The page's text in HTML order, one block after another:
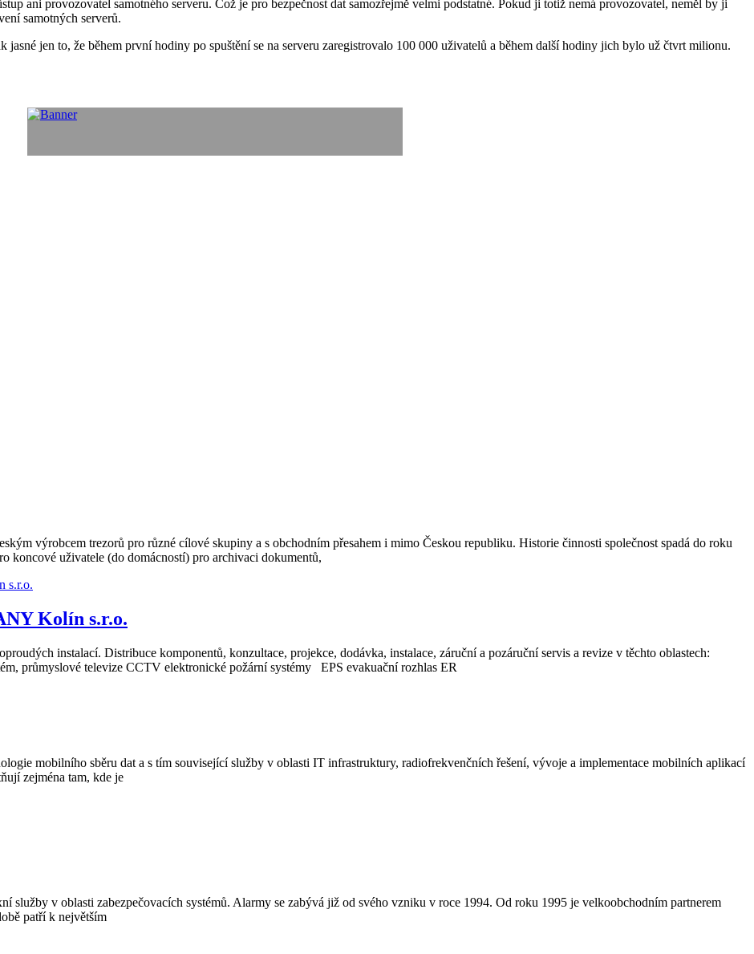
ani provozovatel samotného serveru. Což je pro bezpečnost dat samozřejmě velmi podstatné. Pokud ji totiž nemá provozovatel, neměl by ji
samotných serverů.
jasné jen to, že během první hodiny po spuštění se na serveru zaregistrovalo 100 000 uživatelů a během další hodiny jich bylo už čtvrt milionu.
výrobcem trezorů pro různé cílové skupiny a s obchodním přesahem i mimo Českou republiku. Historie činnosti společnost spadá do roku
koncové uživatele (do domácností) pro archivaci dokumentů,
Kolín s.r.o.
instalací. Distribuce komponentů, konzultace, projekce, dodávka, instalace, záruční a pozáruční servis a revize v těchto oblastech:
průmyslové televize CCTV elektronické požární systémy EPS evakuační rozhlas ER
mobilního sběru dat a s tím související služby v oblasti IT infrastruktury, radiofrekvenčních řešení, vývoje a implementace mobilních aplikací
zejména tam, kde je
služby v oblasti zabezpečovacích systémů. Alarmy se zabývá již od svého vzniku v roce 1994. Od roku 1995 je velkoobchodním partnerem
patří k největším